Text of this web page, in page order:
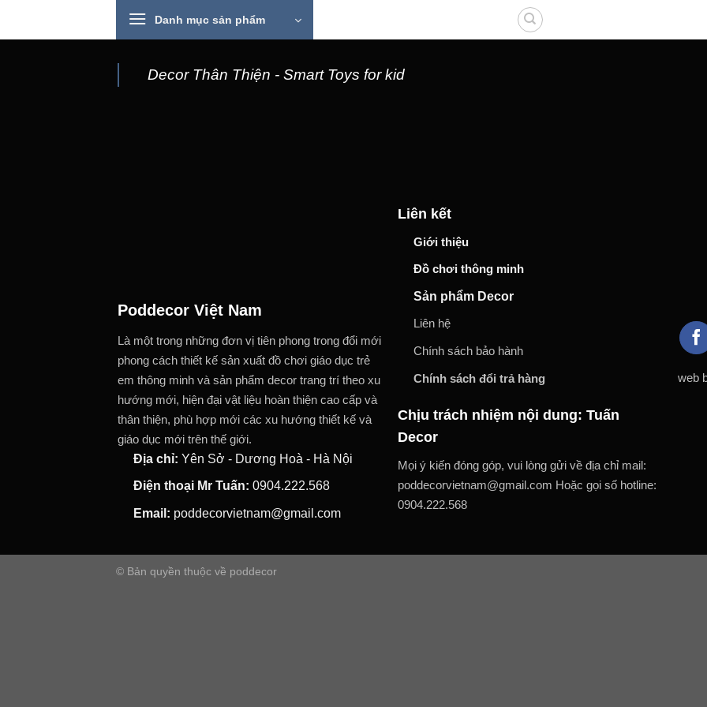
Danh mục sản phẩm
Decor Thân Thiện - Smart Toys for kid
Poddecor Việt Nam
Là một trong những đơn vị tiên phong trong đổi mới
phong cách thiết kế sản xuất đồ chơi giáo dục trẻ
em thông minh và sản phẩm decor trang trí theo xu
hướng mới, hiện đại vật liệu hoàn thiện cao cấp và
thân thiện, phù hợp mới các xu hướng thiết kế và
giáo dục mới trên thế giới.
Địa chỉ: Yên Sở - Dương Hoà - Hà Nội
Điện thoại Mr Tuấn: 0904.222.568
Email: poddecorvietnam@gmail.com
Liên kết
Giới thiệu
Đồ chơi thông minh
Sản phẩm Decor
Liên hệ
Chính sách bảo hành
Chính sách đổi trả hàng
Chịu trách nhiệm nội dung: Tuấn
Decor
Mọi ý kiến đóng góp, vui lòng gửi về địa chỉ mail:
poddecorvietnam@gmail.com Hoặc gọi số hotline:
0904.222.568
web
© Bản quyền thuộc về poddecor